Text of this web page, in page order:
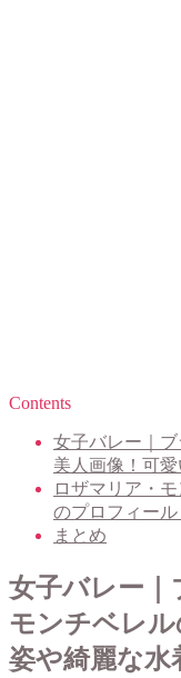
Contents
女子バレー｜
美人画像！可
ロザマリア・
のプロフィー
まとめ
女子バレー｜
モンチベレル
姿や綺麗な水